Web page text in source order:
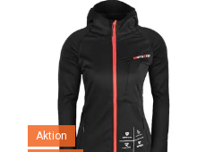
Aktion